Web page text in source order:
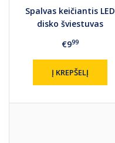
Spalvas keičiantis LED
disko šviestuvas
€999
Į KREPŠELĮ